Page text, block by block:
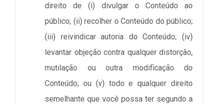
direito de (i) divulgar o Conteúdo ao
público; (ii) recolher o Conteúdo do público;
(iii) reivindicar autoria do Conteúdo; (iv)
levantar objeção contra qualquer distorção,
mutilação ou outra modificação do
Conteúdo; ou (v) todo e qualquer direito
semelhante que você possa ter segundo a